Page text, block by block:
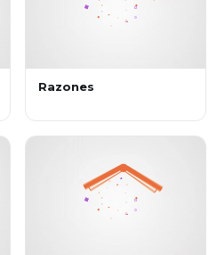
Razones